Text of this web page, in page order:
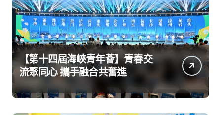
【第十四屆海峽青年薈】青春交
流聚同心 攜手融合共奮進